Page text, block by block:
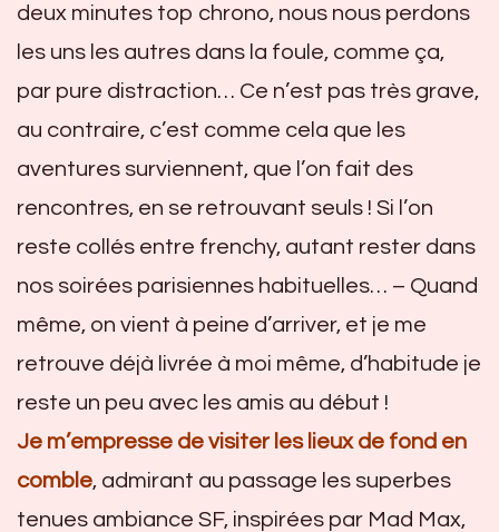
deux minutes top chrono, nous nous perdons
les uns les autres dans la foule, comme ça,
par pure distraction… Ce n’est pas très grave,
au contraire, c’est comme cela que les
aventures surviennent, que l’on fait des
rencontres, en se retrouvant seuls ! Si l’on
reste collés entre frenchy, autant rester dans
nos soirées parisiennes habituelles… – Quand
même, on vient à peine d’arriver, et je me
retrouve déjà livrée à moi même, d’habitude je
reste un peu avec les amis au début !
Je m’empresse de visiter les lieux de fond en
comble, admirant au passage les superbes
tenues ambiance SF, inspirées par Mad Max,